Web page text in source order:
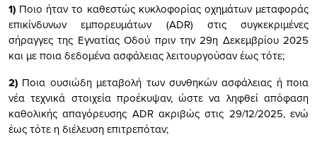
1) Ποιο ήταν το καθεστώς κυκλοφορίας οχημάτων μεταφοράς
επικίνδυνων εμπορευμάτων (ADR) στις συγκεκριμένες
σήραγγες της Εγνατίας Οδού πριν την 29η Δεκεμβρίου 2025
και με ποια δεδομένα ασφάλειας λειτουργούσαν έως τότε;
2) Ποια ουσιώδη μεταβολή των συνθηκών ασφάλειας ή ποια
νέα τεχνικά στοιχεία προέκυψαν, ώστε να ληφθεί απόφαση
καθολικής απαγόρευσης ADR ακριβώς στις 29/12/2025, ενώ
έως τότε η διέλευση επιτρεπόταν;